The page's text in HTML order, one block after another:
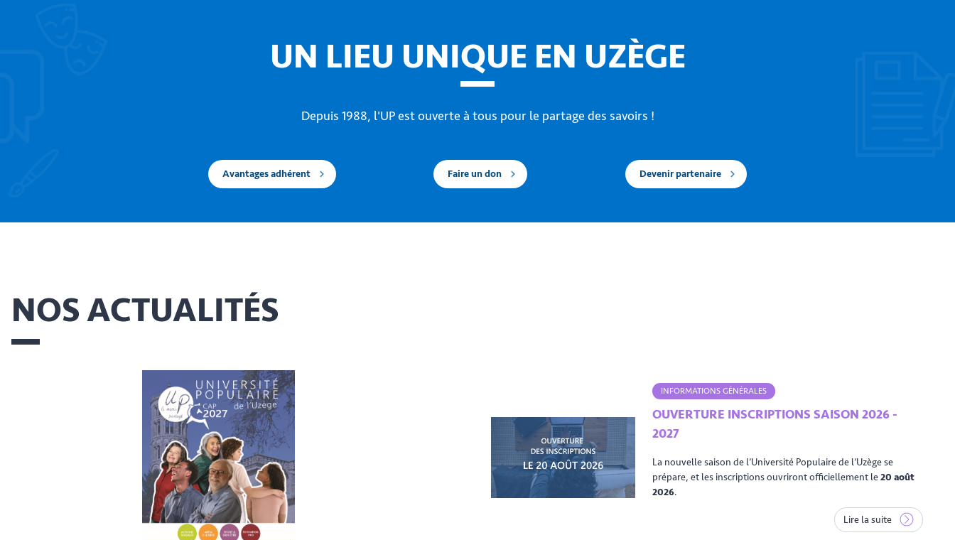
UN LIEU UNIQUE EN UZÈGE
Depuis 1988, l'UP est ouverte à tous pour le partage des savoirs !
Avantages adhérent Faire un don Devenir partenaire
NOS ACTUALITÉS
INFORMATIONS GÉNÉRALES
OUVERTURE INSCRIPTIONS SAISON 2026 -
2027
La nouvelle saison de l’Université Populaire de l’Uzège se
prépare, et les inscriptions ouvriront officiellement le20 août
2026.
Lire la suite